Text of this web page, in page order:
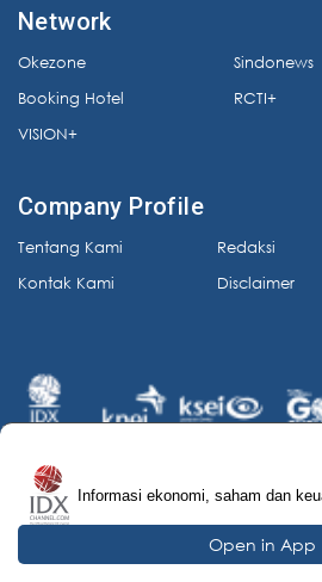
Network
Okezone
Booking Hotel
VISION+
Sindonews
RCTI+
Company Profile
Tentang Kami
Kontak Kami
Redaksi
Disclaimer
© 2026 IDX Channel. All
Informasi ekonomi, saham dan
Open in App